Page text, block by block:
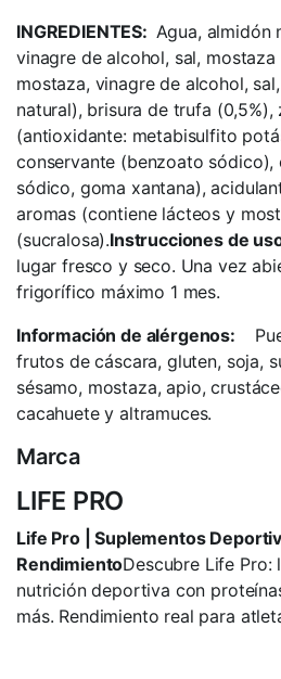
INGREDIENTES: Agua, almidón
vinagre de alcohol, sal, mostaza
mostaza, vinagre de alcohol,
natural), brisura de trufa (0,5%),
(antioxidante: metabisulfito
conservante (benzoato sódico),
sódico, goma xantana),
aromas (contiene lácteos y
(sucralosa).Instrucciones de
lugar fresco y seco. Una vez
frigorífico máximo 1 mes.
Información de alérgenos:
frutos de cáscara, gluten, soja,
sésamo, mostaza, apio,
cacahuete y altramuces.
Marca
LIFE PRO
Life Pro | Suplementos
RendimientoDescubre Life Pro:
nutrición deportiva con
más. Rendimiento real para